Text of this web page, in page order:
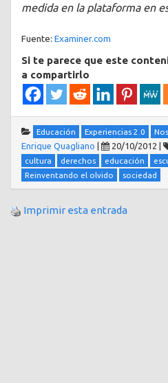
medida en la plataforma en
Fuente: Examiner.com
Si te parece que este
a compartirlo
Educación Experiencias 2.0
Enrique Quagliano | 20/10/2012 |
cultura
derechos educación
Reinventando el olvido
sociedad
Imprimir esta entrada